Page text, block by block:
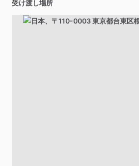
受け渡し場所